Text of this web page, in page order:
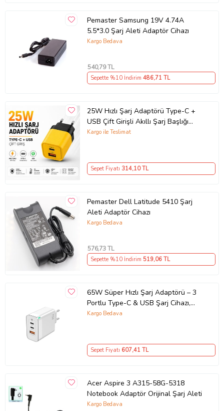
Pemaster Samsung 19V 4.74A
5.5*3.0 Şarj Aleti Adaptör Cihazı
Kargo Bedava
540,79 TL
Sepette %10 İndirim 486,71 TL
25W Hızlı Şarj Adaptörü Type-C +
USB Çift Girişli Akıllı Şarj Başlığı
Kompakt Tasarım
Kargo ile Teslimat
Sepet Fiyatı 314,10 TL
Pemaster Dell Latitude 5410 Şarj
Aleti Adaptör Cihazı
Kargo Bedava
576,73 TL
Sepette %10 İndirim 519,06 TL
65W Süper Hızlı Şarj Adaptörü – 3
Portlu Type-C & USB Şarj Cihazı,
GaN Teknolojili 65W Hızlı Şarj Cihazı
Adaptörü – Type-C ve USB Çıkışlı,
Evrensel 65W Duvar Tipi Şarj
Kargo Bedava
Sepet Fiyatı 607,41 TL
Acer Aspire 3 A315-58G-5318
Notebook Adaptör Orijinal Şarj Aleti
Kargo Bedava